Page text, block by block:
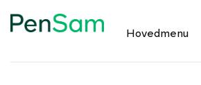
Hovedmenu